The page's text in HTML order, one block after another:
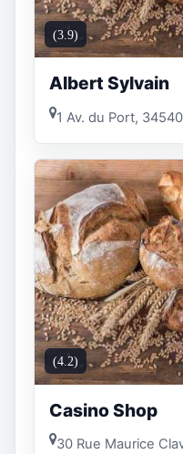
(3.9)
Albert Sylvain
1 Av. du Port,
(4.2)
Casino Shop
30 Rue Maurice